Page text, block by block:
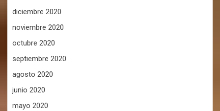
diciembre 2020
noviembre 2020
octubre 2020
septiembre 2020
agosto 2020
junio 2020
mayo 2020